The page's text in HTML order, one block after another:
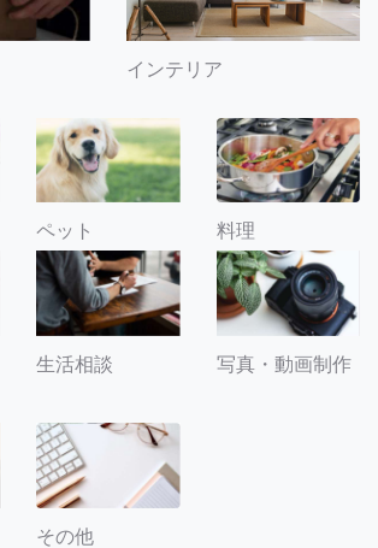
インテリア
ペット 料理
生活相談 写真・動画制作
その他